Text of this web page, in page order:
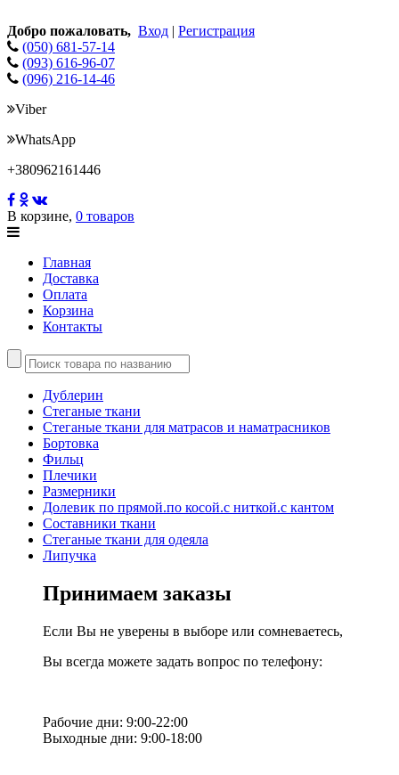
Добро пожаловать, Вход | Регистрация
(050) 681-57-14
(093) 616-96-07
(096) 216-14-46
Viber
WhatsApp
+380962161446
В корзине, 0 товаров
Главная
Доставка
Оплата
Корзина
Контакты
Дублерин
Стеганые ткани
Стеганые ткани для матрасов и наматрасников
Бортовка
Фильц
Плечики
Размерники
Долевик по прямой.по косой.с ниткой.с кантом
Составники ткани
Стеганые ткани для одеяла
Липучка
Принимаем заказы
Если Вы не уверены в выборе или сомневаетесь,
Вы всегда можете задать вопрос по телефону:
Рабочие дни: 9:00-22:00
Выходные дни: 9:00-18:00